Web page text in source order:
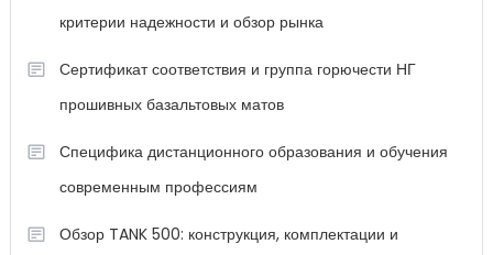
критерии надежности и обзор рынка
Сертификат соответствия и группа горючести НГ
прошивных базальтовых матов
Специфика дистанционного образования и обучения
современным профессиям
Обзор TANK 500: конструкция, комплектации и